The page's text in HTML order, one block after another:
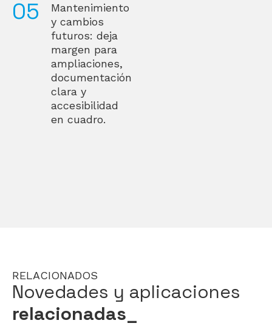
Mantenimiento
y cambios
futuros: deja
margen para
ampliaciones,
documentación
clara y
accesibilidad
en cuadro.
RELACIONADOS
Novedades y aplicaciones
relacionadas_